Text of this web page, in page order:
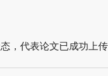
，代表论文已成功上